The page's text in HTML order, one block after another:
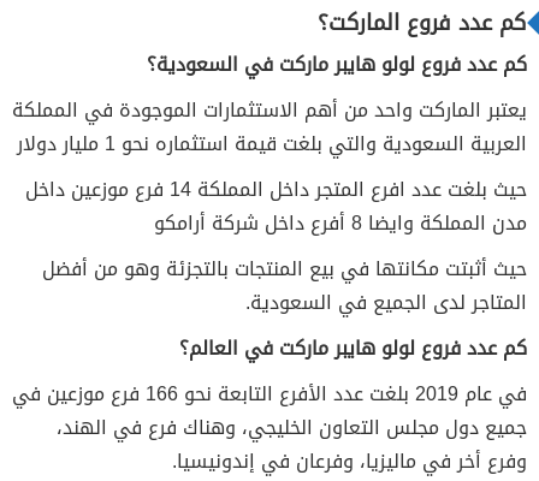
كم عدد فروع الماركت؟
كم عدد فروع لولو هايبر ماركت في السعودية؟
يعتبر الماركت واحد من أهم الاستثمارات الموجودة في المملكة
العربية السعودية والتي بلغت قيمة استثماره نحو 1 مليار دولار
حيث بلغت عدد افرع المتجر داخل المملكة 14 فرع موزعين داخل
مدن المملكة وايضا 8 أفرع داخل شركة أرامكو
حيث أثبتت مكانتها في بيع المنتجات بالتجزئة وهو من أفضل
المتاجر لدى الجميع في السعودية.
كم عدد فروع لولو هايبر ماركت في العالم؟
في عام 2019 بلغت عدد الأفرع التابعة نحو 166 فرع موزعين في
جميع دول مجلس التعاون الخليجي، وهناك فرع في الهند،
وفرع أخر في ماليزيا، وفرعان في إندونيسيا.